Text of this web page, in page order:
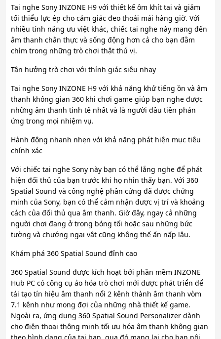
Tai nghe Sony INZONE H9 với thiết kế ôm khít tai và giảm
tối thiểu lực ép cho cảm giác đeo thoải mái hàng giờ. Với
nhiều tính năng ưu việt khác, chiếc tai nghe này mang đến
âm thanh chân thực và sống động hơn cả cho bạn đằm
chìm trong những trò chơi thật thú vị.
Tận hưởng trò chơi với thính giác siêu nhạy
Tai nghe Sony INZONE H9 với khả năng khử tiếng ồn và âm
thanh không gian 360 khi chơi game giúp bạn nghe được
những âm thanh tinh tế nhất và là người đầu tiên phản
ứng trong mọi nhiệm vụ.
Hành động nhanh nhẹn với khả năng phát hiện mục tiêu
chính xác
Với chiếc tai nghe Sony này bạn có thể lắng nghe để phát
hiện đối thủ của bạn trước khi họ nhìn thấy bạn. Với 360
Spatial Sound và công nghệ phần cứng đã được chứng
minh của Sony, bạn có thể cảm nhận được vị trí và khoảng
cách của đối thủ qua âm thanh. Giờ đây, ngay cả những
người chơi đang ở trong bóng tối hoặc sau những bức
tường và chướng ngại vật cũng không thể ẩn nấp lâu.
Khám phá 360 Spatial Sound đỉnh cao
360 Spatial Sound được kích hoạt bởi phần mềm INZONE
Hub PC có công cụ ảo hóa trò chơi mới được phát triển để
tái tạo tín hiệu âm thanh nổi 2 kênh thành âm thanh vòm
7.1 kênh như mong đợi của những nhà thiết kế game.
Ngoài ra, ứng dụng 360 Spatial Sound Personalizer dành
cho điện thoại thông minh tối ưu hóa âm thanh không gian
theo hình dạng của tai bạn, qua đó mang lại cho bạn nội